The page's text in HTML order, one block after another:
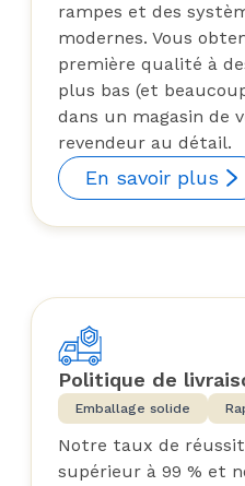
rampes et des
modernes. Vous
première qualité à
plus bas (et
dans un magasin de
revendeur au détail.
En savoir plus
Politique de
Emballage solide
Notre taux de
supérieur à 99 % et